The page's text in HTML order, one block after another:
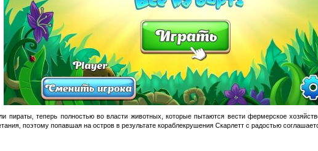
пираты, теперь полностью во власти животных, которые пытаются вести фермерское
поэтому попавшая на остров в результате кораблекрушения Скарлетт с радостью